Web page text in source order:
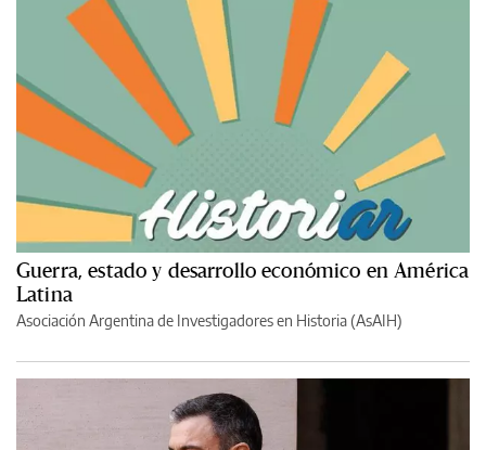
Guerra, estado y desarrollo económico en América
Latina
Asociación Argentina de Investigadores en Historia (AsAIH)